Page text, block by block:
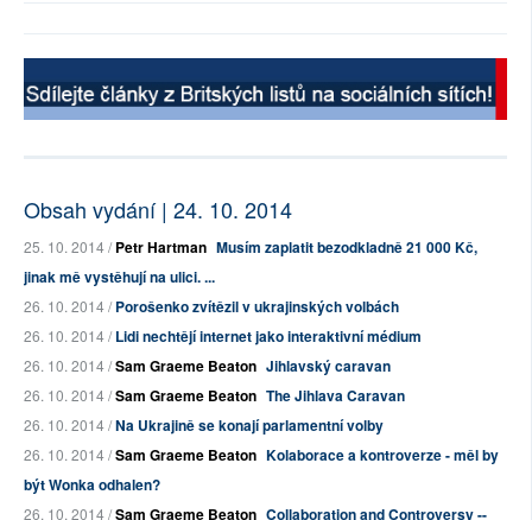
Obsah vydání | 24. 10. 2014
25. 10. 2014 /Petr Hartman Musím zaplatit bezodkladně 21 000 Kč,
jinak mě vystěhují na ulici. ...
26. 10. 2014 /Porošenko zvítězil v ukrajinských volbách
26. 10. 2014 /Lidi nechtějí internet jako interaktivní médium
26. 10. 2014 /Sam Graeme Beaton Jihlavský caravan
26. 10. 2014 /Sam Graeme Beaton The Jihlava Caravan
26. 10. 2014 /Na Ukrajině se konají parlamentní volby
26. 10. 2014 /Sam Graeme Beaton Kolaborace a kontroverze - měl by
být Wonka odhalen?
26. 10. 2014 /Sam Graeme Beaton Collaboration and Controversy --